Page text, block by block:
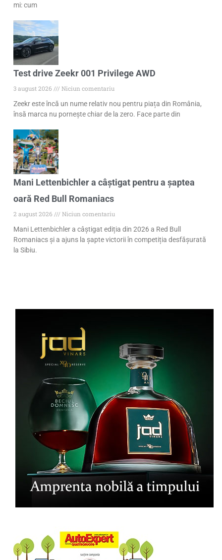
mi: cum
Test drive Zeekr 001 Privilege AWD
3 august 2026
Niciun comentariu
Zeekr este încă un nume relativ nou pentru piața din România,
însă marca nu pornește chiar de la zero. Face parte din
Mani Lettenbichler a câștigat pentru a șaptea
oară Red Bull Romaniacs
2 august 2026
Niciun comentariu
Mani Lettenbichler a câștigat ediția din 2026 a Red Bull
Romaniacs și a ajuns la șapte victorii în competiția desfășurată
la Sibiu.